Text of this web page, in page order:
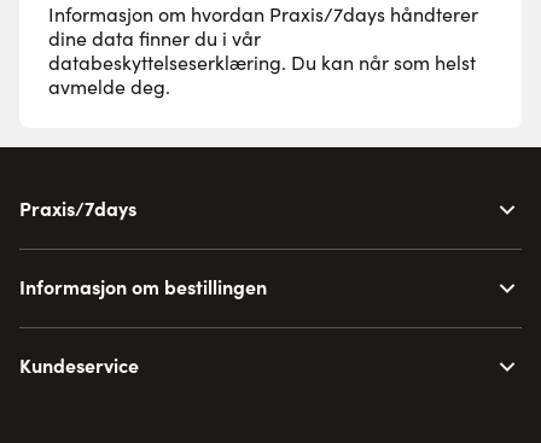
Informasjon om hvordan Praxis/7days håndterer
dine data finner du i vår
databeskyttelseserklæring. Du kan når som helst
avmelde deg.
Praxis/7days
Informasjon om bestillingen
Kundeservice